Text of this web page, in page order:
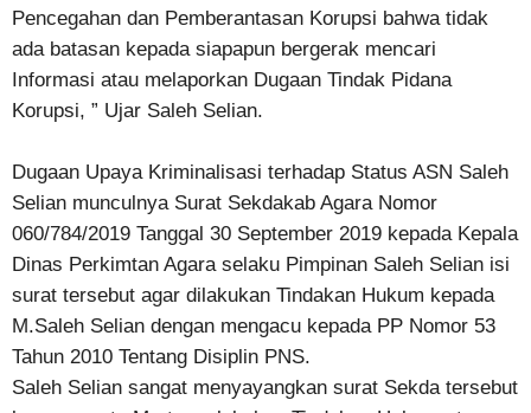
Pencegahan dan Pemberantasan Korupsi bahwa tidak
ada batasan kepada siapapun bergerak mencari
Informasi atau melaporkan Dugaan Tindak Pidana
Korupsi, ” Ujar Saleh Selian.
Dugaan Upaya Kriminalisasi terhadap Status ASN Saleh
Selian munculnya Surat Sekdakab Agara Nomor
060/784/2019 Tanggal 30 September 2019 kepada Kepala
Dinas Perkimtan Agara selaku Pimpinan Saleh Selian isi
surat tersebut agar dilakukan Tindakan Hukum kepada
M.Saleh Selian dengan mengacu kepada PP Nomor 53
Tahun 2010 Tentang Disiplin PNS.
Saleh Selian sangat menyayangkan surat Sekda tersebut